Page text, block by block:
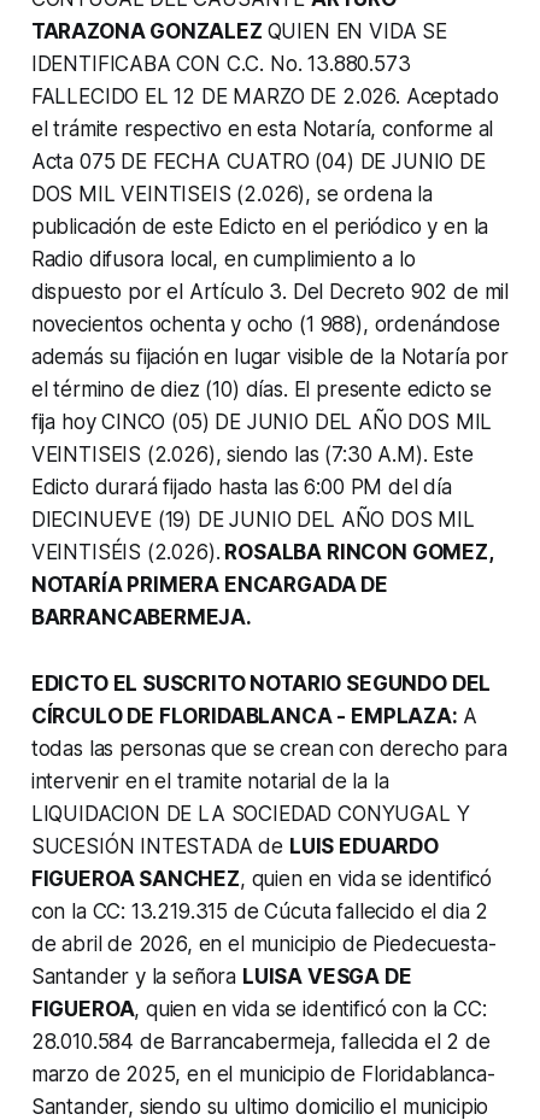
TARAZONA GONZALEZ QUIEN EN VIDA SE
IDENTIFICABA CON C.C. No. 13.880.573
FALLECIDO EL 12 DE MARZO DE 2.026. Aceptado
el trámite respectivo en esta Notaría, conforme al
Acta 075 DE FECHA CUATRO (04) DE JUNIO DE
DOS MIL VEINTISEIS (2.026), se ordena la
publicación de este Edicto en el periódico y en la
Radio difusora local, en cumplimiento a lo
dispuesto por el Artículo 3. Del Decreto 902 de mil
novecientos ochenta y ocho (1 988), ordenándose
además su fijación en lugar visible de la Notaría por
el término de diez (10) días. El presente edicto se
fija hoy CINCO (05) DE JUNIO DEL AÑO DOS MIL
VEINTISEIS (2.026), siendo las (7:30 A.M). Este
Edicto durará fijado hasta las 6:00 PM del día
DIECINUEVE (19) DE JUNIO DEL AÑO DOS MIL
VEINTISÉIS (2.026). ROSALBA RINCON GOMEZ,
NOTARÍA PRIMERA ENCARGADA DE
BARRANCABERMEJA.
EDICTO EL SUSCRITO NOTARIO SEGUNDO DEL
CÍRCULO DE FLORIDABLANCA - EMPLAZA: A
todas las personas que se crean con derecho para
intervenir en el tramite notarial de la la
LIQUIDACION DE LA SOCIEDAD CONYUGAL Y
SUCESIÓN INTESTADA de LUIS EDUARDO
FIGUEROA SANCHEZ, quien en vida se identificó
con la CC: 13.219.315 de Cúcuta fallecido el dia 2
de abril de 2026, en el municipio de Piedecuesta-
Santander y la señora LUISA VESGA DE
FIGUEROA, quien en vida se identificó con la CC:
28.010.584 de Barrancabermeja, fallecida el 2 de
marzo de 2025, en el municipio de Floridablanca-
Santander, siendo su ultimo domicilio el municipio